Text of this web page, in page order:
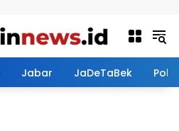
Jabar JaDeTaBek